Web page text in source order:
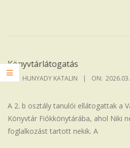
Könyvtárlátogatás
2026-
BY: HUNYADY KATALIN ON:
A 2. b osztály tanulói ellátogattak a
Könyvtár Fiókkönytárába, ahol Niki
foglalkozást tartott nekik. A